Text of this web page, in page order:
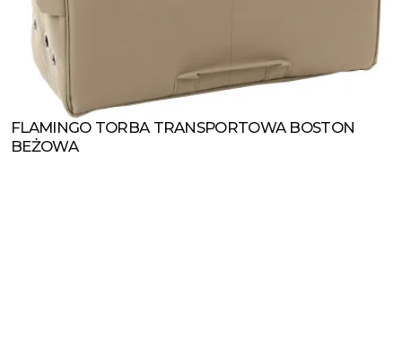
Zobacz produkt
FLAMINGO TORBA TRANSPORTOWA BOSTON
BEŻOWA